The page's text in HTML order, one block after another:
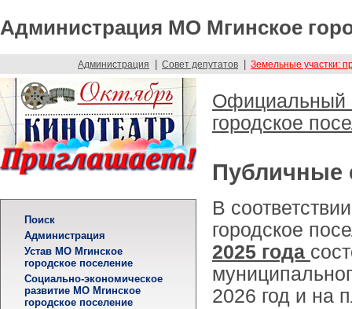
Администрация МО Мгинское
Администрация Совет депутатов Земельные участки:
Поиск
Администрация
Устав МО Мгинское
городское поселение
Социально-экономическое
развитие МО Мгинское
городское поселение
Официальный
городское
Публичные
В
городское
2025 года
2026 год и на